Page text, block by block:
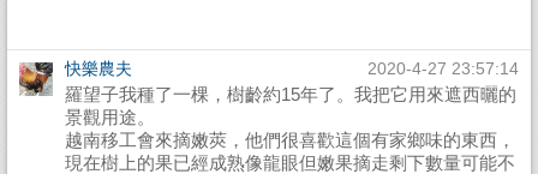
快樂農夫 2020-4-27 23:57:14
羅望子我種了一棵，樹齡約15年了。我把它用來遮西曬的
景觀用途。
越南移工會來摘嫩莢，他們很喜歡這個有家鄉味的東西，
現在樹上的果已經成熟像龍眼但嫩果摘走剩下數量可能不